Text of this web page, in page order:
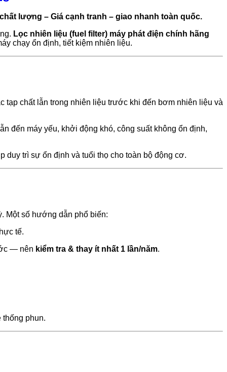
lượng – Giá cạnh tranh – giao nhanh toàn quốc.
Lọc nhiên liệu (fuel filter) máy phát điện chính hãng
chạy ổn định, tiết kiệm nhiên liệu.
tạp chất lẫn trong nhiên liệu trước khi đến bơm nhiên liệu và
đến máy yếu, khởi động khó, công suất không ổn định,
duy trì sự ổn định và tuổi thọ cho toàn bộ động cơ.
Một số hướng dẫn phổ biến:
tế.
— nên kiểm tra & thay ít nhất 1 lần/năm.
phun.